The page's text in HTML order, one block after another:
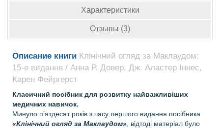
Характеристики
Отзывы (3)
Описание книги Клінічний огляд за Маклаудом:
15-е видання / Анна Р. Довер, Дж. Аластер Іннес,
Карен Фейргерст
Класичний посібник для розвитку найважливіших
медичних навичок.
Минуло п’ятдесят років з часу першого видання посібника
«Клінічний огляд за Маклаудом» відтоді матеріал було